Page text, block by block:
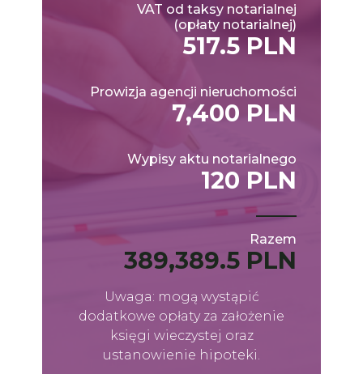
VAT od taksy notarialnej
(opłaty notarialnej)
517.5 PLN
Prowizja agencji nieruchomości
7,400 PLN
Wypisy aktu notarialnego
120 PLN
Razem
389,389.5 PLN
Uwaga: mogą wystąpić
dodatkowe opłaty za założenie
księgi wieczystej oraz
ustanowienie hipoteki.